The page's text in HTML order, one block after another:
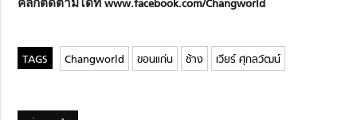
คลิกติดตามได้ที่ www.facebook.com/Changworld
Changworld ขอนแก่น ช้าง เวียร์ ศุกลวัฒน์